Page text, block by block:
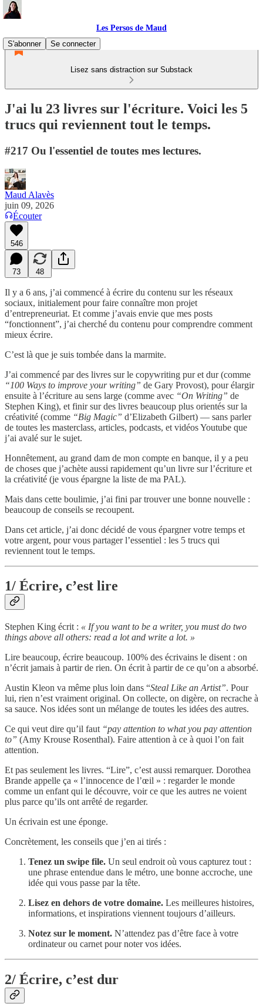
Les Persos de Maud
S'abonner
Se connecter
Lisez sans distraction sur Substack
J'ai lu 23 livres sur l'écriture. Voici les 5
trucs qui reviennent tout le temps.
#217 Ou l'essentiel de toutes mes lectures.
Maud Alavès
juin 09, 2026
Écouter
546
73 48
Il y a 6 ans, j’ai commencé à écrire du contenu sur les réseaux
sociaux, initialement pour faire connaître mon projet
d’entrepreneuriat. Et comme j’avais envie que mes posts
“fonctionnent”, j’ai cherché du contenu pour comprendre comment
mieux écrire.
C’est là que je suis tombée dans la marmite.
J’ai commencé par des livres sur le copywriting pur et dur (comme
“100 Ways to improve your writing” de Gary Provost), pour élargir
ensuite à l’écriture au sens large (comme avec “On Writing” de
Stephen King), et finir sur des livres beaucoup plus orientés sur la
créativité (comme “Big Magic” d’Elizabeth Gilbert) — sans parler
de toutes les masterclass, articles, podcasts, et vidéos Youtube que
j’ai avalé sur le sujet.
Honnêtement, au grand dam de mon compte en banque, il y a peu
de choses que j’achète aussi rapidement qu’un livre sur l’écriture et
la créativité (je vous épargne la liste de ma PAL).
Mais dans cette boulimie, j’ai fini par trouver une bonne nouvelle :
beaucoup de conseils se recoupent.
Dans cet article, j’ai donc décidé de vous épargner votre temps et
votre argent, pour vous partager l’essentiel : les 5 trucs qui
reviennent tout le temps.
1/ Écrire, c’est lire
Stephen King écrit : « If you want to be a writer, you must do two
things above all others: read a lot and write a lot. »
Lire beaucoup, écrire beaucoup. 100% des écrivains le disent : on
n’écrit jamais à partir de rien. On écrit à partir de ce qu’on a absorbé.
Austin Kleon va même plus loin dans “Steal Like an Artist”. Pour
lui, rien n’est vraiment original. On collecte, on digère, on recrache à
sa sauce. Nos idées sont un mélange de toutes les idées des autres.
Ce qui veut dire qu’il faut “pay attention to what you pay attention
to” (Amy Krouse Rosenthal). Faire attention à ce à quoi l’on fait
attention.
Et pas seulement les livres. “Lire”, c’est aussi remarquer. Dorothea
Brande appelle ça « l’innocence de l’œil » : regarder le monde
comme un enfant qui le découvre, voir ce que les autres ne voient
plus parce qu’ils ont arrêté de regarder.
Un écrivain est une éponge.
Concrètement, les conseils que j’en ai tirés :
Tenez un swipe file. Un seul endroit où vous capturez tout :
une phrase entendue dans le métro, une bonne accroche, une
idée qui vous passe par la tête.
Lisez en dehors de votre domaine. Les meilleures histoires,
informations, et inspirations viennent toujours d’ailleurs.
Notez sur le moment. N’attendez pas d’être face à votre
ordinateur ou carnet pour noter vos idées.
2/ Écrire, c’est dur